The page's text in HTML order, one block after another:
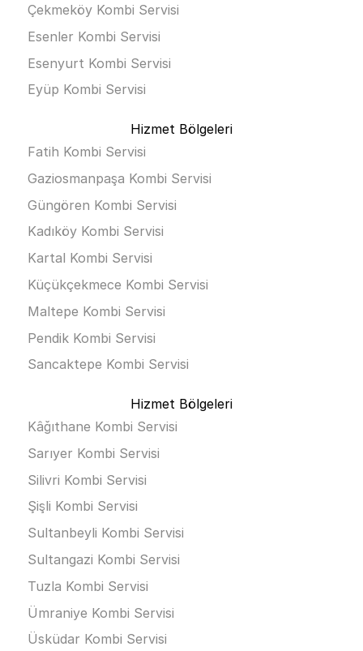
Çekmeköy Kombi Servisi
Esenler Kombi Servisi
Esenyurt Kombi Servisi
Eyüp Kombi Servisi
Hizmet Bölgeleri
Fatih Kombi Servisi
Gaziosmanpaşa Kombi Servisi
Güngören Kombi Servisi
Kadıköy Kombi Servisi
Kartal Kombi Servisi
Küçükçekmece Kombi Servisi
Maltepe Kombi Servisi
Pendik Kombi Servisi
Sancaktepe Kombi Servisi
Hizmet Bölgeleri
Kâğıthane Kombi Servisi
Sarıyer Kombi Servisi
Silivri Kombi Servisi
Şişli Kombi Servisi
Sultanbeyli Kombi Servisi
Sultangazi Kombi Servisi
Tuzla Kombi Servisi
Ümraniye Kombi Servisi
Üsküdar Kombi Servisi